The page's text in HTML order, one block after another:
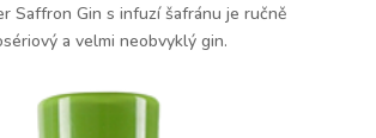
Saffron Gin s infuzí šafránu je ručně
a velmi neobvyklý gin.